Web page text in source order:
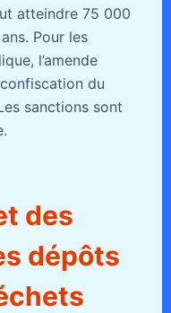
atteindre 75 000
Pour les
l’amende
du
sanctions sont
des
dépôts